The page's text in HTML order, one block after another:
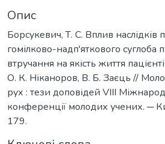
Опис
Борсукевич, Т. С. Вплив наслідків
гомілково-надп'яткового суглоба
втручання на якість життя
О. К. Ніканоров, В. Б. Заєць //
рух : тези доповідей VIII
конференції молодих учених. ─
179.